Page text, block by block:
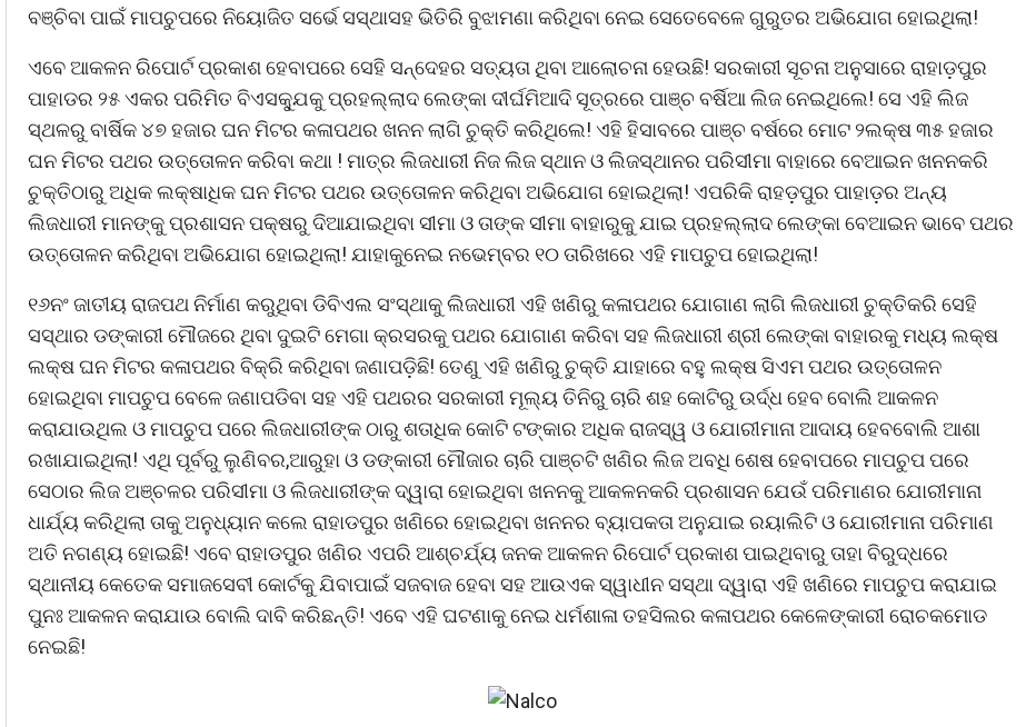
ବଞ୍ଚିବା ପାଇଁ ମାପଚୁପରେ ନିୟୋଜିତ ସର୍ଭେ ସସ୍ଥାସହ ଭିତିରି ବୁଝାମଣା କରିଥିବା ନେଇ ସେତେବେଳେ ଗୁରୁତର ଅଭିଯୋଗ ହୋଇଥିଲା!
ଏବେ ଆକଳନ ରିପୋର୍ଟ ପ୍ରକାଶ ହେବାପରେ ସେହି ସନ୍ଦେହର ସତ୍ୟତା ଥିବା ଆଲୋଚନା ହେଉଛି! ସରକାରୀ ସୂଚନା ଅନୁସାରେ ରାହାଡ଼ପୁର
ପାହାଡର ୨୫ ଏକର ପରିମିତ ବିଏସକ୍ଯୁକୁ ପ୍ରହଲ୍ଲାଦ ଲେଙ୍କା ଦୀର୍ଘମିଆଦି ସୂତ୍ରରେ ପାଞ୍ଚ ବର୍ଷିଆ ଲିଜ ନେଇଥିଲେ! ସେ ଏହି ଲିଜ
ସ୍ଥଳରୁ ବାର୍ଷିକ ୪୭ ହଜାର ଘନ ମିଟର କଳାପଥର ଖନନ ଲାଗି ଚୁକ୍ତି କରିଥିଲେ! ଏହି ହିସାବରେ ପାଞ୍ଚ ବର୍ଷରେ ମୋଟ ୨ଲକ୍ଷ ୩୫ ହଜାର
ଘନ ମିଟର ପଥର ଉତ୍ତୋଳନ କରିବା କଥା ! ମାତ୍ର ଲିଜଧାରୀ ନିଜ ଲିଜ ସ୍ଥାନ ଓ ଲିଜସ୍ଥାନର ପରିସୀମା ବାହାରେ ବେଆଇନ ଖନନକରି
ଚୁକ୍ତିଠାରୁ ଅଧିକ ଲକ୍ଷାଧିକ ଘନ ମିଟର ପଥର ଉତ୍ତୋଳନ କରିଥିବା ଅଭିଯୋଗ ହୋଇଥିଲା! ଏପରିକି ରାହଡ଼ପୁର ପାହାଡ଼ର ଅନ୍ୟ
ଲିଜଧାରୀ ମାନଙ୍କୁ ପ୍ରଶାସନ ପକ୍ଷରୁ ଦିଆଯାଇଥିବା ସୀମା ଓ ତାଙ୍କ ସୀମା ବାହାରୁକୁ ଯାଇ ପ୍ରହଲ୍ଲାଦ ଲେଙ୍କା ବେଆଇନ ଭାବେ ପଥର
ଉତ୍ତୋଳନ କରିଥିବା ଅଭିଯୋଗ ହୋଇଥିଲା! ଯାହାକୁନେଇ ନଭେମ୍ବର ୧୦ ତାରିଖରେ ଏହି ମାପଚୁପ ହୋଇଥିଲା!
୧୬ନଂ ଜାତୀୟ ରାଜପଥ ନିର୍ମାଣ କରୁଥିବା ଡିବିଏଲ ସଂସ୍ଥାକୁ ଲିଜଧାରୀ ଏହି ଖଣିରୁ କଳାପଥର ଯୋଗାଣ ଲାଗି ଲିଜଧାରୀ ଚୁକ୍ତିକରି ସେହି
ସସ୍ଥାର ଡଙ୍କାରୀ ମୌଜରେ ଥିବା ଦୁଇଟି ମେଗା କ୍ରସରକୁ ପଥର ଯୋଗାଣ କରିବା ସହ ଲିଜଧାରୀ ଶ୍ରୀ ଲେଙ୍କା ବାହାରକୁ ମଧ୍ୟ ଲକ୍ଷ
ଲକ୍ଷ ଘନ ମିଟର କଳାପଥର ବିକ୍ରି କରିଥିବା ଜଣାପଡ଼ିଛି! ତେଣୁ ଏହି ଖଣିରୁ ଚୁକ୍ତି ଯାହାରେ ବହୁ ଲକ୍ଷ ସିଏମ ପଥର ଉତ୍ତୋଳନ
ହୋଇଥିବା ମାପଚୁପ ବେଳେ ଜଣାପଡିବା ସହ ଏହି ପଥରର ସରକାରୀ ମୂଲ୍ୟ ତିନିରୁ ଚାରି ଶହ କୋଟିରୁ ଉର୍ଦ୍ଧ ହେବ ବୋଲି ଆକଳନ
କରାଯାଉଥିଲ ଓ ମାପଚୁପ ପରେ ଲିଜଧାରୀଙ୍କ ଠାରୁ ଶତାଧିକ କୋଟି ଟଙ୍କାର ଅଧିକ ରାଜସ୍ୱ ଓ ଯୋରୀମାନା ଆଦାୟ ହେବବୋଲି ଆଶା
ରଖାଯାଇଥିଲା! ଏଥି ପୂର୍ବରୁ ଲୁଣିବର,ଆରୁହା ଓ ଡଙ୍କାରୀ ମୌଜାର ଚାରି ପାଞ୍ଚଟି ଖଣିର ଲିଜ ଅବଧି ଶେଷ ହେବାପରେ ମାପଚୁପ ପରେ
ସେଠାର ଲିଜ ଅଞ୍ଚଳର ପରିସୀମା ଓ ଲିଜଧାରୀଙ୍କ ଦ୍ୱାରା ହୋଇଥିବା ଖନନକୁ ଆକଳନକରି ପ୍ରଶାସନ ଯେଉଁ ପରିମାଣର ଯୋରୀମାନା
ଧାର୍ଯ୍ୟ କରିଥିଲା ତାକୁ ଅନୁଧ୍ୟାନ କଲେ ରାହାଡପୁର ଖଣିରେ ହୋଇଥିବା ଖନନର ବ୍ୟାପକତା ଅନୁଯାଇ ରୟାଲିଟି ଓ ଯୋରୀମାନା ପରିମାଣ
ଅତି ନଗଣ୍ୟ ହୋଇଛି! ଏବେ ରାହାଡପୁର ଖଣିର ଏପରି ଆଶ୍ଚର୍ଯ୍ୟ ଜନକ ଆକଳନ ରିପୋର୍ଟ ପ୍ରକାଶ ପାଇଥିବାରୁ ତାହା ବିରୁଦ୍ଧରେ
ସ୍ଥାନୀୟ କେତେକ ସମାଜସେବୀ କୋର୍ଟକୁ ଯିବାପାଇଁ ସଜବାଜ ହେବା ସହ ଆଉଏକ ସ୍ୱାଧୀନ ସସ୍ଥା ଦ୍ୱାରା ଏହି ଖଣିରେ ମାପଚୁପ କରାଯାଇ
ପୁନଃ ଆକଳନ କରାଯାଉ ବୋଲି ଦାବି କରିଛନ୍ତି! ଏବେ ଏହି ଘଟଣାକୁ ନେଇ ଧର୍ମଶାଳା ତହସିଲର କଳାପଥର କେଳେଙ୍କାରୀ ରୋଚକମୋଡ
ନେଇଛି!